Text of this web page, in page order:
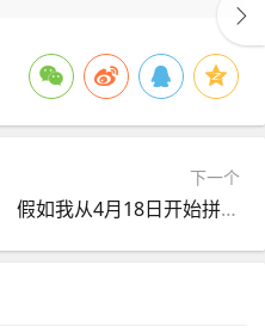
下一个
假如我从4月18日开始拼命中考